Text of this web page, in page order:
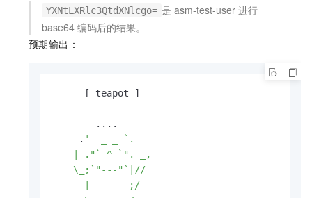
YXNtLXRlc3QtdXNlcgo= 是 asm-test-user 进行
base64 编码后的结果。
预期输出：
    -=[ teapot ]=-
       _...._
     .
'  _ _ `.
    | ."` ^ `". _,
    \_;`"---"`|//
      |       ;/